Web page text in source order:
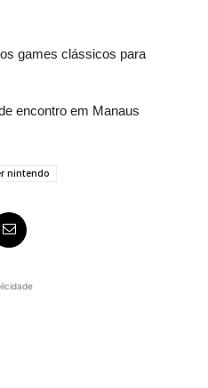
games clássicos para
encontro em Manaus
nintendo